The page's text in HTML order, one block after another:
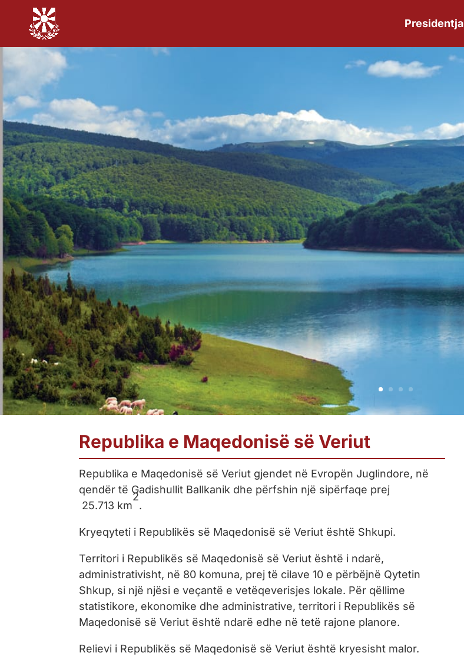
Presidentja
Republika e Maqedonisë së Veriut
Republika e Maqedonisë së Veriut gjendet në Evropën Juglindore, në
qendër të Gadishullit Ballkanik dhe përfshin një sipërfaqe prej
25.713 km
2
.
Kryeqyteti i Republikës së Maqedonisë së Veriut është Shkupi.
Territori i Republikës së Maqedonisë së Veriut është i ndarë,
administrativisht, në 80 komuna, prej të cilave 10 e përbëjnë Qytetin
Shkup, si një njësi e veçantë e vetëqeverisjes lokale. Për qëllime
statistikore, ekonomike dhe administrative, territori i Republikës së
Maqedonisë së Veriut është ndarë edhe në tetë rajone planore.
Relievi i Republikës së Maqedonisë së Veriut është kryesisht malor.